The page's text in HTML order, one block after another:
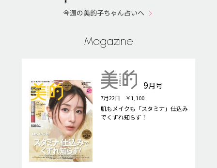
今週の美的子ちゃん占いへ
Magazine
9月号
7月22日 ￥1,100
肌もメイクも「スタミナ」仕込み
でくずれ知らず！